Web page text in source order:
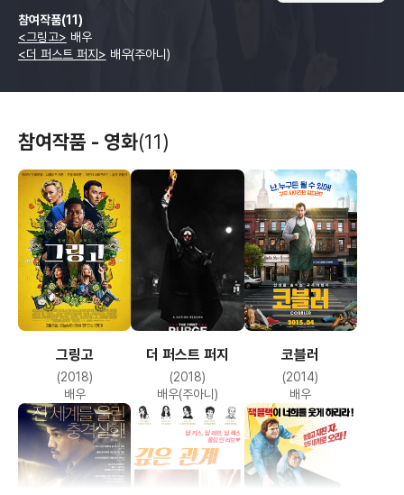
참여작품(11)
<그링고> 배우
<더 퍼스트 퍼지> 배우(주아니)
참여작품 - 영화(11)
그링고
(2018)
배우
더 퍼스트 퍼지
(2018)
배우(주아니)
코블러
(2014)
배우